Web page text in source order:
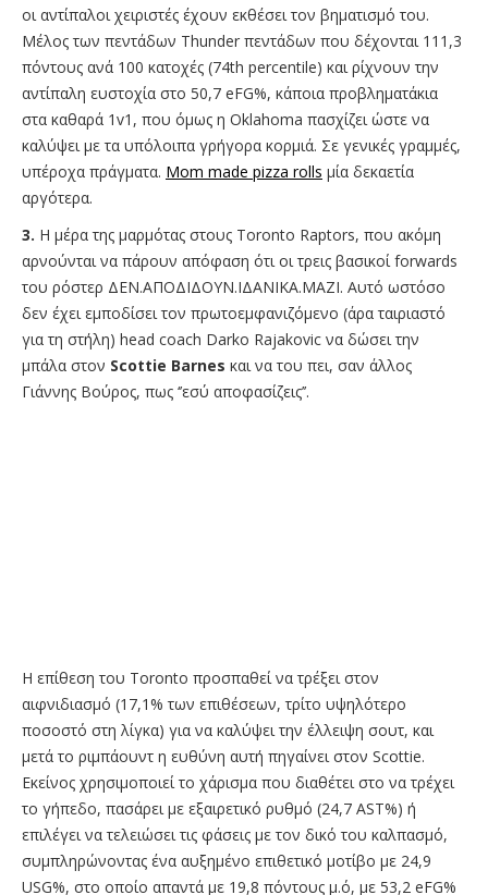
οι αντίπαλοι χειριστές έχουν εκθέσει τον βηματισμό του.
Μέλος των πεντάδων Thunder πεντάδων που δέχονται 111,3
πόντους ανά 100 κατοχές (74th percentile) και ρίχνουν την
αντίπαλη ευστοχία στο 50,7 eFG%, κάποια προβληματάκια
στα καθαρά 1v1, που όμως η Oklahoma πασχίζει ώστε να
καλύψει με τα υπόλοιπα γρήγορα κορμιά. Σε γενικές γραμμές,
υπέροχα πράγματα. Mom made pizza rolls μία δεκαετία
αργότερα.
3. Η μέρα της μαρμότας στους Toronto Raptors, που ακόμη
αρνούνται να πάρουν απόφαση ότι οι τρεις βασικοί forwards
του ρόστερ ΔΕΝ.ΑΠΟΔΙΔΟΥΝ.ΙΔΑΝΙΚΑ.ΜΑΖΙ. Αυτό ωστόσο
δεν έχει εμποδίσει τον πρωτοεμφανιζόμενο (άρα ταιριαστό
για τη στήλη) head coach Darko Rajakovic να δώσει την
μπάλα στον Scottie Barnes και να του πει, σαν άλλος
Γιάννης Βούρος, πως ‘’εσύ αποφασίζεις’’.
Η επίθεση του Toronto προσπαθεί να τρέξει στον
αιφνιδιασμό (17,1% των επιθέσεων, τρίτο υψηλότερο
ποσοστό στη λίγκα) για να καλύψει την έλλειψη σουτ, και
μετά το ριμπάουντ η ευθύνη αυτή πηγαίνει στον Scottie.
Εκείνος χρησιμοποιεί το χάρισμα που διαθέτει στο να τρέχει
το γήπεδο, πασάρει με εξαιρετικό ρυθμό (24,7 AST%) ή
επιλέγει να τελειώσει τις φάσεις με τον δικό του καλπασμό,
συμπληρώνοντας ένα αυξημένο επιθετικό μοτίβο με 24,9
USG%, στο οποίο απαντά με 19,8 πόντους μ.ό, με 53,2 eFG%